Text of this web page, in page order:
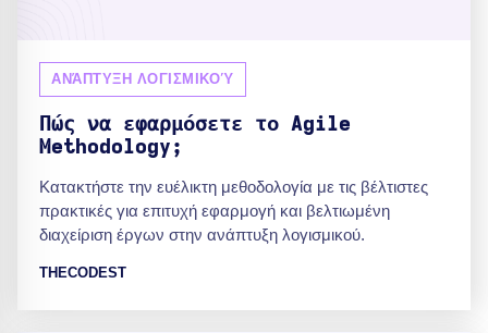
ΑΝΆΠΤΥΞΗ ΛΟΓΙΣΜΙΚΟΎ
Πώς να εφαρμόσετε το Agile
Methodology;
Κατακτήστε την ευέλικτη μεθοδολογία με τις βέλτιστες
πρακτικές για επιτυχή εφαρμογή και βελτιωμένη
διαχείριση έργων στην ανάπτυξη λογισμικού.
THECODEST